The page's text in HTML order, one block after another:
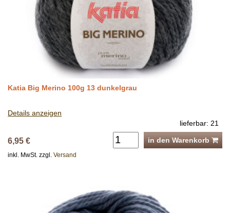
Katia Big Merino 100g 13 dunkelgrau
Details anzeigen
lieferbar: 21
6,95 € in den Warenkorb
inkl. MwSt. zzgl. Versand